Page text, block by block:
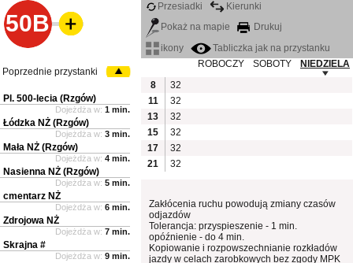
50B
Przesiadki
Kierunki
Pokaż na mapie
Drukuj
ikony
Tabliczka jak na przystanku
ROBOCZY
SOBOTY
NIEDZIELA
8
32
11
32
13
32
15
32
17
32
21
32
Zakłócenia ruchu powodują zmiany czasów
odjazdów
Tolerancja: przyspieszenie - 1 min.
opóźnienie - do 4 min.
Kopiowanie i rozpowszechnianie rozkładów
jazdy w celach zarobkowych bez zgody MPK
Poprzednie przystanki
Pl. 500-lecia (Rzgów)
Dojeżdża w: 1 min.
Łódzka NŻ (Rzgów)
Dojeżdża w: 3 min.
Mała NŻ (Rzgów)
Dojeżdża w: 4 min.
Nasienna NŻ (Rzgów)
Dojeżdża w: 5 min.
cmentarz NŻ
Dojeżdża w: 6 min.
Zdrojowa NŻ
Dojeżdża w: 7 min.
Skrajna #
Dojeżdża w: 9 min.